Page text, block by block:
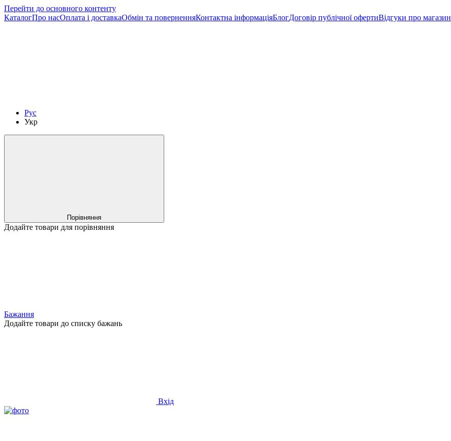
Перейти до основного контенту
КаталогПро насОплата і доставкаОбмін та поверненняКонтактна інформаціяБлогДоговір публічної офертиВідгуки про магазин
Рус
Укр
Порівняння
Додайте товари для порівняння
Бажання
Додайте товари до списку бажань
Вхід